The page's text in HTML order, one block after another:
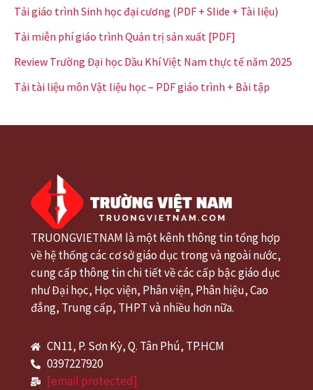
Tải giáo trình Sinh học đại cương (PDF + Slide + Tài liệu)
Tải miễn phí giáo trình Quản trị sản xuất [PDF]
Review Trường Đại học Dầu Khí Việt Nam thực tế năm 2025
Tải tài liệu môn Vật liệu học – PDF giáo trình + Bài tập
TRUONGVIETNAM là một kênh thông tin tổng hợp
về hệ thống các cơ sở giáo dục trong và ngoài nước,
cung cấp thông tin chi tiết về các cấp bậc giáo dục
như Đại học, Học viện, Phân viện, Phân hiệu, Cao
đẳng, Trung cấp, THPT và nhiều hơn nữa.
CN11, P. Sơn Kỳ, Q. Tân Phú, TP.HCM
0397227920
[email protected]